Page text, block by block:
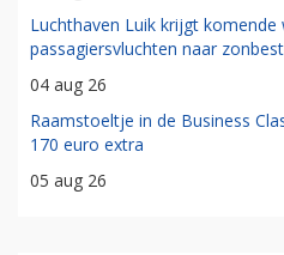
Luchthaven Luik krijgt komende
passagiersvluchten naar
04 aug 26
Raamstoeltje in de Business
170 euro extra
05 aug 26